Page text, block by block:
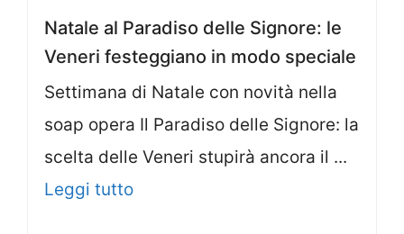
Natale al Paradiso delle Signore: le
Veneri festeggiano in modo speciale
Settimana di Natale con novità nella
soap opera Il Paradiso delle Signore: la
scelta delle Veneri stupirà ancora il ...
Leggi tutto